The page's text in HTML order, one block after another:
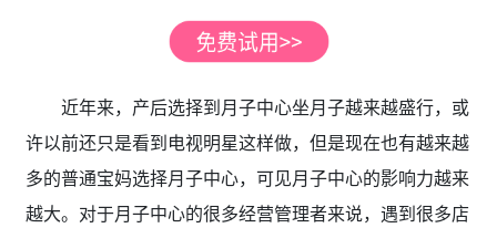
近年来，产后选择到月子中心坐月子越来越盛行，或
许以前还只是看到电视明星这样做，但是现在也有越来越
多的普通宝妈选择月子中心，可见月子中心的影响力越来
越大。对于月子中心的很多经营管理者来说，遇到很多店